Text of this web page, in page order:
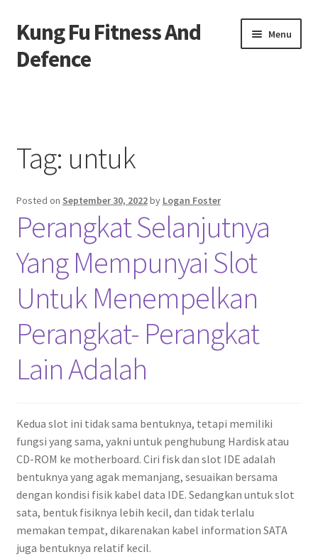
Skip
to
navigation
Skip
to
content
Kung Fu Fitness And
Defence
Menu
Contact us
Privacy Policy
Tag: untuk
Posted on September 30, 2022by Logan Foster
Perangkat Selanjutnya
Yang Mempunyai Slot
Untuk Menempelkan
Perangkat- Perangkat
Lain Adalah ​
Kedua slot ini tidak sama bentuknya, tetapi memiliki
fungsi yang sama, yakni untuk penghubung Hardisk atau
CD-ROM ke motherboard. Ciri fisk dan slot IDE adalah
bentuknya yang agak memanjang, sesuaikan bersama
dengan kondisi fisik kabel data IDE. Sedangkan untuk slot
sata, bentuk fisiknya lebih kecil, dan tidak terlalu
memakan tempat, dikarenakan kabel information SATA
juga bentuknya relatif kecil.